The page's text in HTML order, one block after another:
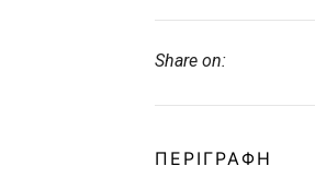
Share on:
ΠΕΡΙΓΡΑΦΉ